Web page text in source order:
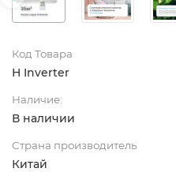
Код Товара
H Inverter
Наличие:
В наличии
Страна производитель
Китай